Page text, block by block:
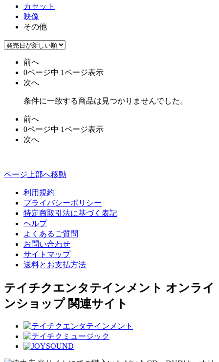
カセット
映像
その他
前へ
0ページ中 1ページ表示
次へ
条件に一致する商品は見つかりませんでした。
前へ
0ページ中 1ページ表示
次へ
ページ上部へ移動
利用規約
プライバシーポリシー
特定商取引法に基づく表記
ヘルプ
よくあるご質問
お問い合わせ
サイトマップ
送料とお支払方法
テイチクエンタテインメント オンライ
ンショップ 関連サイト